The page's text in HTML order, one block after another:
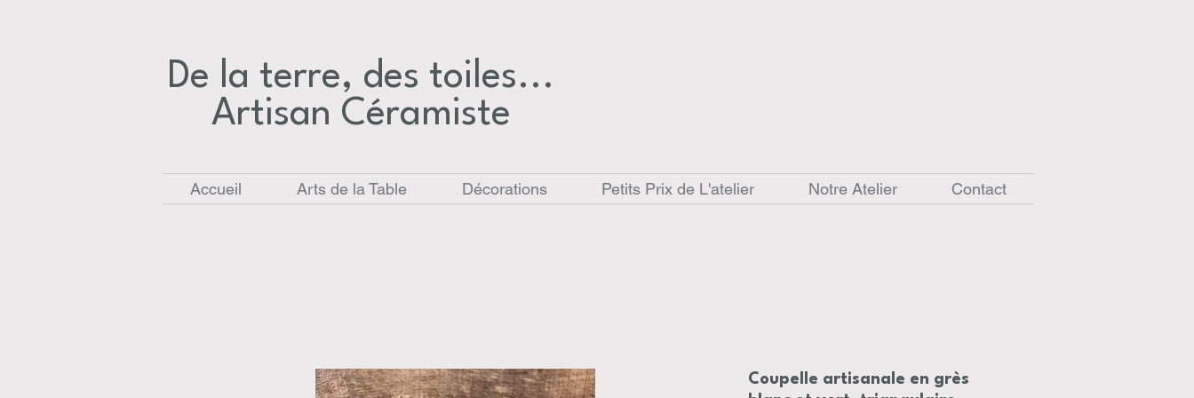
De la terre, des toiles...​
Artisan Céramiste
Accueil Arts de la Table Décorations Petits Prix de L'atelier Notre Atelier Contact
Coupelle artisanale en grès